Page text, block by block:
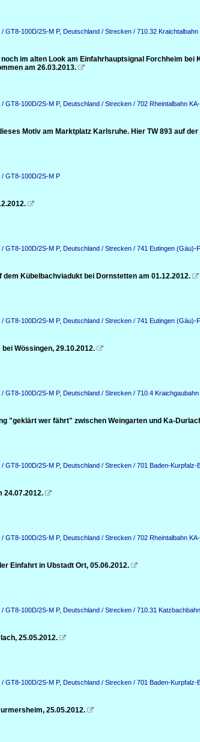
GT8-100D/2S-M P, Deutschland / Strecken / 710.32 Kraichtalbahn
noch im alten Look am Einfahrhauptsignal Forchheim
am 26.03.2013. 
GT8-100D/2S-M P, Deutschland / Strecken / 702 Rheintalbahn
Motiv am Marktplatz Karlsruhe. Hier TW 893 auf
GT8-100D/2S-M P

GT8-100D/2S-M P, Deutschland / Strecken / 741 Eutingen (Gäu)-
dem Kübelbachviadukt bei Dornstetten am 01.12.2012. 
GT8-100D/2S-M P, Deutschland / Strecken / 741 Eutingen (Gäu)-
Wössingen, 29.10.2012. 
GT8-100D/2S-M P, Deutschland / Strecken / 710.4 Kraichgaubahn
"geklärt wer fährt" zwischen Weingarten und Ka-
GT8-100D/2S-M P, Deutschland / Strecken / 701 Baden-Kurpfalz-
24.07.2012. 
GT8-100D/2S-M P, Deutschland / Strecken / 702 Rheintalbahn
Einfahrt in Ubstadt Ort, 05.06.2012. 
GT8-100D/2S-M P, Deutschland / Strecken / 710.31 Katzbachbahn
25.05.2012. 
GT8-100D/2S-M P, Deutschland / Strecken / 701 Baden-Kurpfalz-
25.05.2012. 